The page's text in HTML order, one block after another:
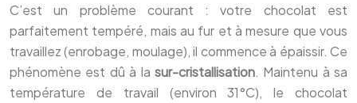
C’est un problème courant : votre chocolat est
parfaitement tempéré, mais au fur et à mesure que vous
travaillez (enrobage, moulage), il commence à épaissir. Ce
phénomène est dû à la sur-cristallisation. Maintenu à sa
température de travail (environ 31°C), le chocolat